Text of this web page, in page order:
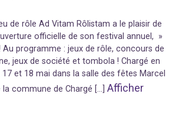
de rôle Ad Vitam Rôlistam a le plaisir de
officielle de son festival annuel, »
Au programme : jeux de rôle, concours de
jeux de société et tombola ! Chargé en
et 18 mai dans la salle des fêtes Marcel
la commune de Chargé […] Afficher